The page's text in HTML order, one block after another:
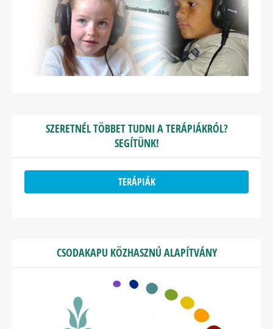
SZERETNÉL TÖBBET TUDNI A TERÁPIÁKRÓL?
SEGÍTÜNK!
TERÁPIÁK
CSODAKAPU KÖZHASZNÚ ALAPÍTVÁNY